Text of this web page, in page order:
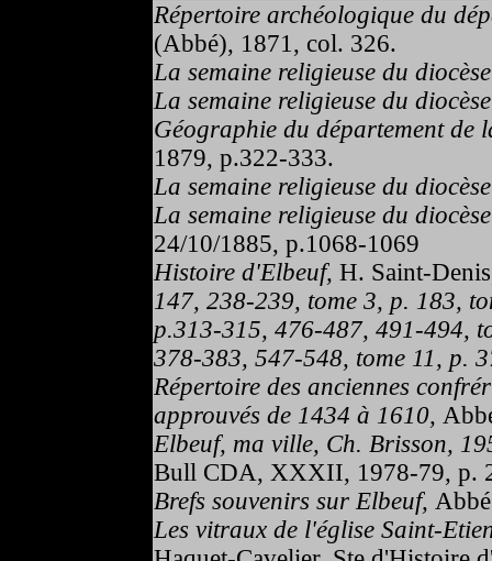
Répertoire archéologique du
(Abbé), 1871, col. 326.
La semaine religieuse du
La semaine religieuse du
Géographie du département de
1879, p.322-333.
La semaine religieuse du
La semaine religieuse du
24/10/1885, p.1068-1069
Histoire d'Elbeuf, H. Saint-
147, 238-239, tome 3, p. 183,
p.313-315, 476-487, 491-494,
378-383, 547-548, tome 11, p.
Répertoire des anciennes
approuvés de 1434 à 1610,
Elbeuf, ma ville, Ch. Brisson,
Bull CDA, XXXII, 1978-79, p.
Brefs souvenirs sur Elbeuf,
Les vitraux de l'église Saint-